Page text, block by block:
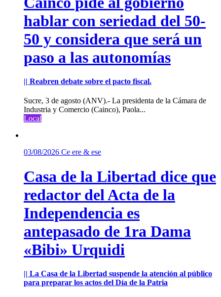
hablar con seriedad del 50-
50 y considera que será un
paso a las autonomías
|| Reabren debate sobre el pacto fiscal.
Sucre, 3 de agosto (ANV).- La presidenta de la Cámara de
Industria y Comercio (Cainco), Paola...
Local
03/08/2026 Ce ere & ese
Casa de la Libertad dice que
redactor del Acta de la
Independencia es
antepasado de 1ra Dama
«Bibi» Urquidi
|| La Casa de la Libertad suspende la atención al público
para preparar los actos del Día de la Patria